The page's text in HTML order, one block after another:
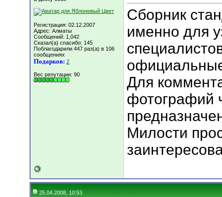
Регистрация: 02.12.2007
Адрес: Алматы
Сообщений: 1,042
Сказал(а) спасибо: 145
Поблагодарили 447 раз(а) в 106
сообщениях
Подарков: 2
Вес репутации: 90
Сборник
именно для
Для
фотографий
Милости
25.04.2008, 10:53